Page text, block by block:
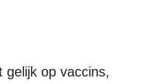
gelijk op vaccins,